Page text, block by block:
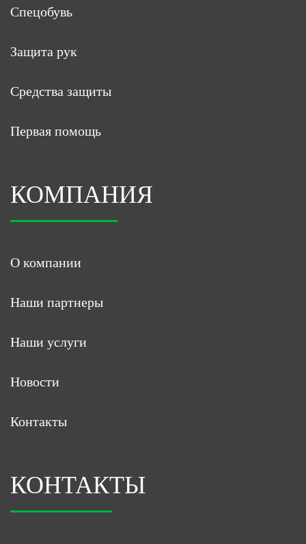
Спецобувь
Защита рук
Средства защиты
Первая помощь
КОМПАНИЯ
О компании
Наши партнеры
Наши услуги
Новости
Контакты
КОНТАКТЫ